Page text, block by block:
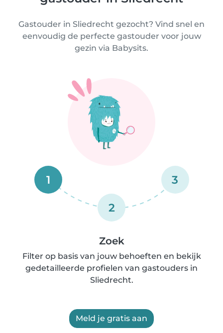
Gastouder in Sliedrecht gezocht? Vind snel en
eenvoudig de perfecte gastouder voor jouw
gezin via Babysits.
1
2
3
Zoek
Filter op basis van jouw behoeften en bekijk
gedetailleerde profielen van gastouders in
Sliedrecht.
Meld je gratis aan